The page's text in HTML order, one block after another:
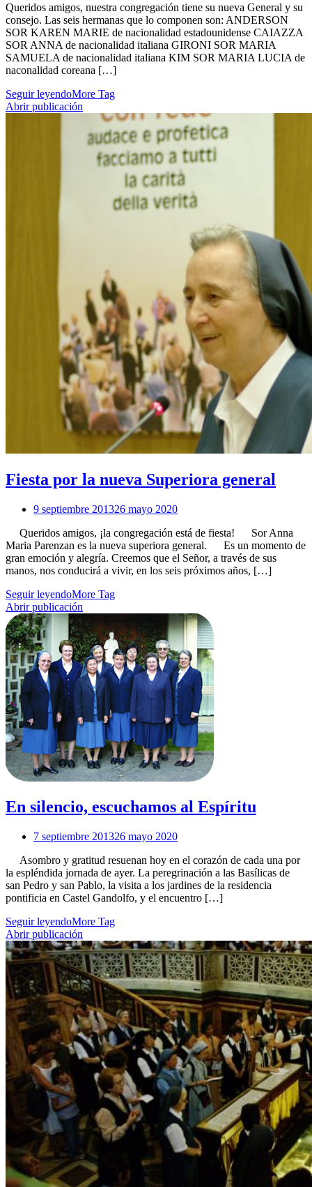
Queridos amigos, nuestra congregación tiene su nueva General y su
consejo. Las seis hermanas que lo componen son: ANDERSON
SOR KAREN MARIE de nacionalidad estadounidense CAIAZZA
SOR ANNA de nacionalidad italiana GIRONI SOR MARIA
SAMUELA de nacionalidad italiana KIM SOR MARIA LUCIA de
naconalidad coreana […]
Seguir leyendoMore Tag
Abrir publicación
Fiesta por la nueva Superiora general
9 septiembre 201326 mayo 2020
Queridos amigos, ¡la congregación está de fiesta! Sor Anna
Maria Parenzan es la nueva superiora general. Es un momento de
gran emoción y alegría. Creemos que el Señor, a través de sus
manos, nos conducirá a vivir, en los seis próximos años, […]
Seguir leyendoMore Tag
Abrir publicación
En silencio, escuchamos al Espíritu
7 septiembre 201326 mayo 2020
Asombro y gratitud resuenan hoy en el corazón de cada una por
la espléndida jornada de ayer. La peregrinación a las Basílicas de
san Pedro y san Pablo, la visita a los jardines de la residencia
pontificia en Castel Gandolfo, y el encuentro […]
Seguir leyendoMore Tag
Abrir publicación